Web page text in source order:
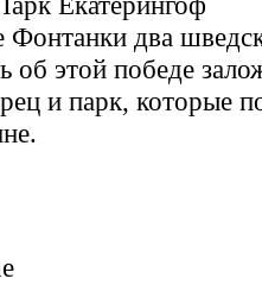
Фонтанки два
об этой победе
и парк, которые